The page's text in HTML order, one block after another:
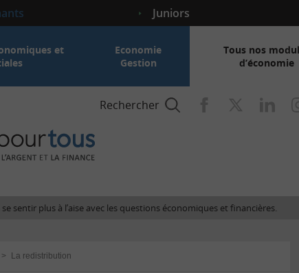
Juniors
et
Economie
Gestion
Tous nos
d’économie
Rechercher
finance
site
sentir plus à l’aise avec les questions économiques et financières.
> La redistribution